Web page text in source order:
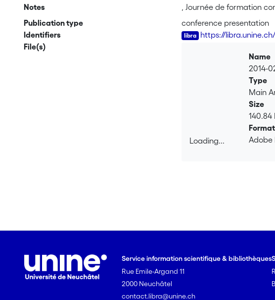
Notes
, Journée de formation
Publication type
conference presentation
Identifiers
https://
File(s)
Loading...
Name
2014-
Type
Main
Size
140.84
Format
Adobe
Service information scientifique & bibliothèques
Rue Emile-Argand 11
2000 Neuchâtel
contact.libra@unine.ch